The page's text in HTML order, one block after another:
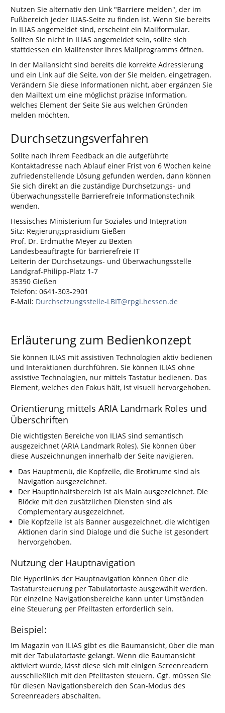
Nutzen Sie alternativ den Link "Barriere melden", der im
Fußbereich jeder ILIAS-Seite zu finden ist. Wenn Sie bereits
in ILIAS angemeldet sind, erscheint ein Mailformular.
Sollten Sie nicht in ILIAS angemeldet sein, sollte sich
stattdessen ein Mailfenster Ihres Mailprogramms öffnen.
In der Mailansicht sind bereits die korrekte Adressierung
und ein Link auf die Seite, von der Sie melden, eingetragen.
Verändern Sie diese Informationen nicht, aber ergänzen Sie
den Mailtext um eine möglichst präzise Information,
welches Element der Seite Sie aus welchen Gründen
melden möchten.
Durchsetzungsverfahren
Sollte nach Ihrem Feedback an die aufgeführte
Kontaktadresse nach Ablauf einer Frist von 6 Wochen keine
zufriedenstellende Lösung gefunden werden, dann können
Sie sich direkt an die zuständige Durchsetzungs- und
Überwachungsstelle Barrierefreie Informationstechnik
wenden.
Hessisches Ministerium für Soziales und Integration
Sitz: Regierungspräsidium Gießen
Prof. Dr. Erdmuthe Meyer zu Bexten
Landesbeauftragte für barrierefreie IT
Leiterin der Durchsetzungs- und Überwachungsstelle
Landgraf-Philipp-Platz 1-7
35390 Gießen
Telefon: 0641-303-2901
E-Mail: Durchsetzungsstelle-LBIT@rpgi.hessen.de
Erläuterung zum Bedienkonzept
Sie können ILIAS mit assistiven Technologien aktiv bedienen
und Interaktionen durchführen. Sie können ILIAS ohne
assistive Technologien, nur mittels Tastatur bedienen. Das
Element, welches den Fokus hält, ist visuell hervorgehoben.
Orientierung mittels ARIA Landmark Roles und
Überschriften
Die wichtigsten Bereiche von ILIAS sind semantisch
ausgezeichnet (ARIA Landmark Roles). Sie können über
diese Auszeichnungen innerhalb der Seite navigieren.
Das Hauptmenü, die Kopfzeile, die Brotkrume sind als
Navigation ausgezeichnet.
Der Hauptinhaltsbereich ist als Main ausgezeichnet. Die
Blöcke mit den zusätzlichen Diensten sind als
Complementary ausgezeichnet.
Die Kopfzeile ist als Banner ausgezeichnet, die wichtigen
Aktionen darin sind Dialoge und die Suche ist gesondert
hervorgehoben.
Nutzung der Hauptnavigation
Die Hyperlinks der Hauptnavigation können über die
Tastatursteuerung per Tabulatortaste ausgewählt werden.
Für einzelne Navigationsbereiche kann unter Umständen
eine Steuerung per Pfeiltasten erforderlich sein.
Beispiel:
Im Magazin von ILIAS gibt es die Baumansicht, über die man
mit der Tabulatortaste gelangt. Wenn die Baumansicht
aktiviert wurde, lässt diese sich mit einigen Screenreadern
ausschließlich mit den Pfeiltasten steuern. Ggf. müssen Sie
für diesen Navigationsbereich den Scan-Modus des
Screenreaders abschalten.